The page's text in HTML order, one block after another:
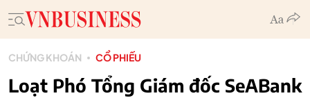
CHỨNG KHOÁN CỔ PHIẾU
Loạt Phó Tổng Giám đốc SeABank